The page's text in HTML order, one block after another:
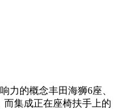
力的概念丰田海狮6座、
集成正在座椅扶手上的